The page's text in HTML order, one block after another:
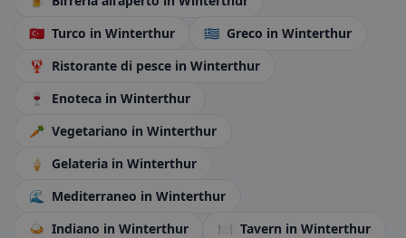
🇹🇷 Turco in Winterthur 🇬🇷 Greco in Winterthur
🦞 Ristorante di pesce in Winterthur
🍷
Enoteca in Winterthur
🥕 Vegetariano in Winterthur
🍦
Gelateria in Winterthur
🌊
Mediterraneo in Winterthur
🍛 Indiano in Winterthur 🍽️ Tavern in Winterthur